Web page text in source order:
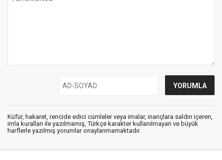
Küfür, hakaret, rencide edici cümleler veya imalar, inançlara saldırı içeren,
imla kuralları ile yazılmamış, Türkçe karakter kullanılmayan ve büyük
harflerle yazılmış yorumlar onaylanmamaktadır.